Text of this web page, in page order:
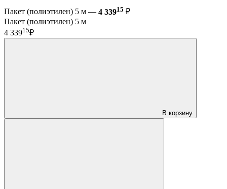
Пакет (полиэтилен) 5 м — 4 33915 ₽
Пакет (полиэтилен) 5 м
4 33915₽
В корзину